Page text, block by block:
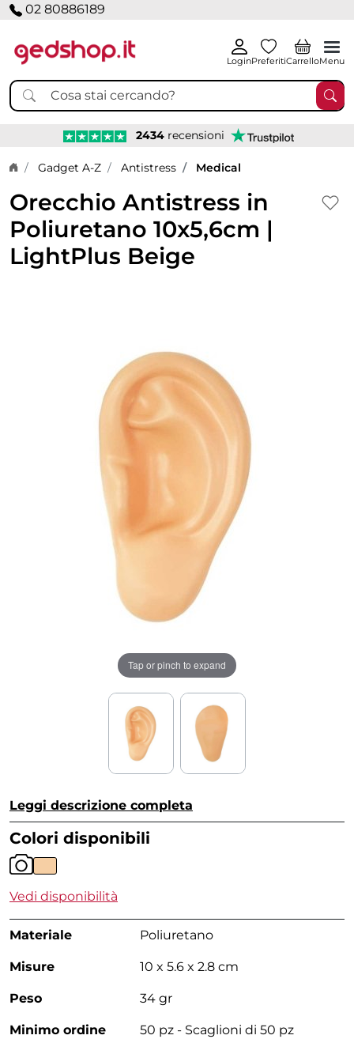
02 80886189
LoginPreferitiCarrelloMenu
2434 recensioni
Home page
Gadget A-Z Antistress Medical
Orecchio Antistress in
Poliuretano 10x5,6cm |
LightPlus Beige
Tap or pinch to expand
Leggi descrizione completa
Colori disponibili
Vedi disponibilità
Materiale Poliuretano
Misure 10 x 5.6 x 2.8 cm
Peso 34 gr
Minimo ordine 50 pz - Scaglioni di 50 pz